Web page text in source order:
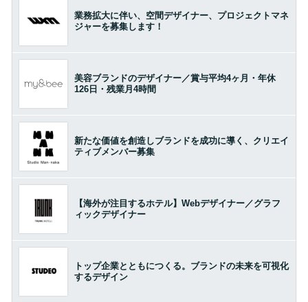
業務拡大に伴い、空間デザイナー、プロジェクトマネ
ジャーを募集します！
美容ブランドのデザイナー／賞与平均4ヶ月・年休
126日・残業月4時間
新たな価値を創造しブランドを成功に導く、クリエイ
ティブメンバー募集
【海外が注目するホテル】Webデザイナー／グラフ
ィックデザイナー
トップ企業とともにつくる。ブランドの未来を可視化
するデザイン